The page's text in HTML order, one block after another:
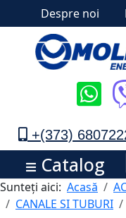
Despre noi
+(373)
Catalog
Sunteți aici: Acasă
CANALE SI TUBURI